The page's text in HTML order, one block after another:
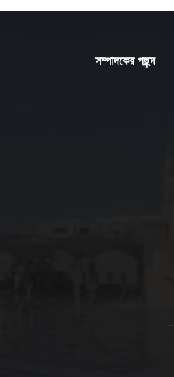
সম্পাদকের পছন্দ